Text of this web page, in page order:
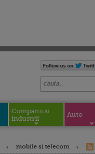
Companii si
industrii
Auto
mobile si telecom